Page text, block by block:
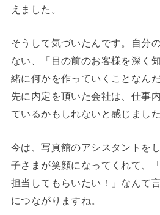
えました。
そうして気づいたんです。自分
ない、「目の前のお客様を深く
緒に何かを作っていくことなん
先に内定を頂いた会社は、仕事
ているかもしれないと感じました
今は、写真館のアシスタントを
子さまが笑顔になってくれて、
担当してもらいたい！」なんて
につながりますね。